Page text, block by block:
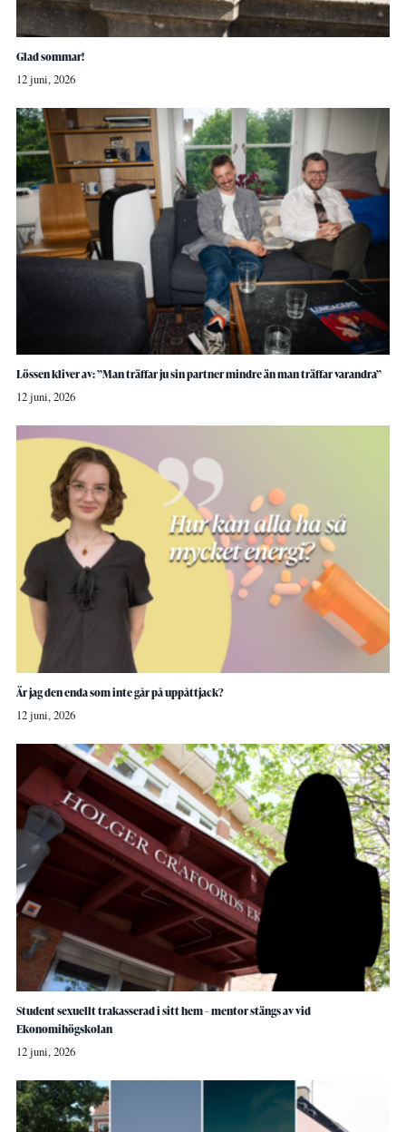
Glad sommar!
12 juni, 2026
Lössen kliver av: ”Man träffar ju sin partner mindre än man träffar varandra”
12 juni, 2026
Är jag den enda som inte går på uppåttjack?
12 juni, 2026
Student sexuellt trakasserad i sitt hem – mentor stängs av vid
Ekonomihögskolan
12 juni, 2026